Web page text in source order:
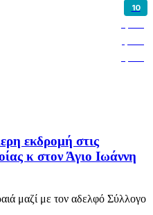
10
εκδρομή στις
κ στον Άγιο Ιωάννη
μαζί με τον αδελφό Σύλλογο